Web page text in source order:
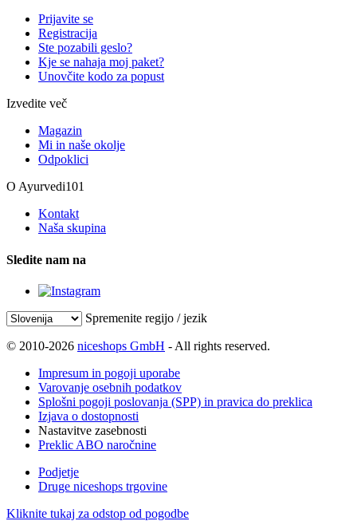
Prijavite se
Registracija
Ste pozabili geslo?
Kje se nahaja moj paket?
Unovčite kodo za popust
Izvedite več
Magazin
Mi in naše okolje
Odpoklici
O Ayurvedi101
Kontakt
Naša skupina
Sledite nam na
Spremenite regijo / jezik
© 2010-2026 niceshops GmbH - All rights reserved.
Impresum in pogoji uporabe
Varovanje osebnih podatkov
Splošni pogoji poslovanja (SPP) in pravica do preklica
Izjava o dostopnosti
Nastavitve zasebnosti
Preklic ABO naročnine
Podjetje
Druge niceshops trgovine
Kliknite tukaj za odstop od pogodbe